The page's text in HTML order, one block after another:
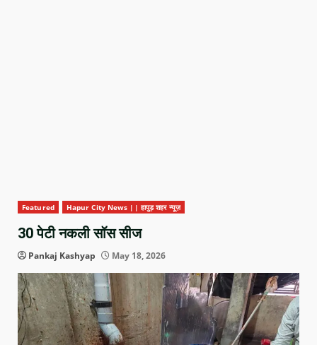
Featured Hapur City News || हापुड़ शहर न्यूज़
30 पेटी नकली सॉस सीज
Pankaj Kashyap May 18, 2026